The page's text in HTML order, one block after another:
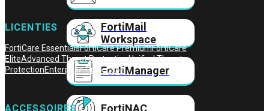
FortiMail
Workspace
FortiManager
FortiNAC
LICENTIES
FortiCare EssentialsFortiCare PremiumFortiCare
EliteAdvanced Threat ProtectionUnified Threat
ProtectionEnterprise Protection
ACCESSOIRES